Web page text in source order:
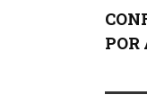
POR